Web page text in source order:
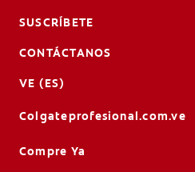
SUSCRÍBETE
CONTÁCTANOS
VE (ES)
Colgateprofesional.com.ve
Compre Ya